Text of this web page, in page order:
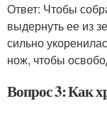
Ответ: Чтобы
выдернуть ее из
сильно
нож, чтобы
Вопрос 3: Как